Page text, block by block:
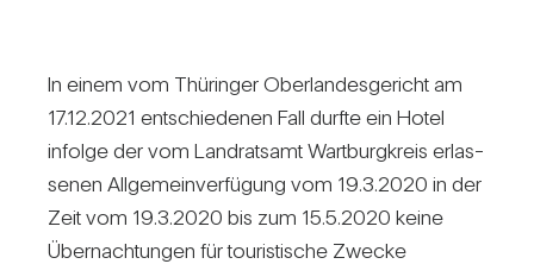
In einem vom Thü­ringer Ober­lan­des­ge­richt am
17.12.2021 ent­schie­denen Fall durfte ein Hotel
infolge der vom Land­ratsamt Wart­burg­kreis erlas­
senen All­ge­mein­ver­fü­gung vom 19.3.2020 in der
Zeit vom 19.3.2020 bis zum 15.5.2020 keine
Über­nach­tungen für tou­ris­ti­sche Zwecke